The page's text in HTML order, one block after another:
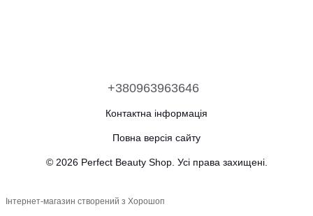
+380963963646
Контактна інформація
Повна версія сайту
© 2026 Perfect Beauty Shop. Усі права захищені.
Інтернет-магазин створений з Хорошоп